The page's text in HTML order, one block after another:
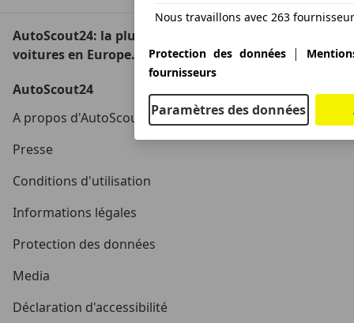
Nous travaillons avec 263
Protection des données|
fournisseurs
Paramètres des données
AutoScout24: la plus grande plateforme en ligne de
voitures en Europe.
AutoScout24
A propos d'AutoScout24
Presse
Conditions d'utilisation
Informations légales
Protection des données
Media
Déclaration d'accessibilité